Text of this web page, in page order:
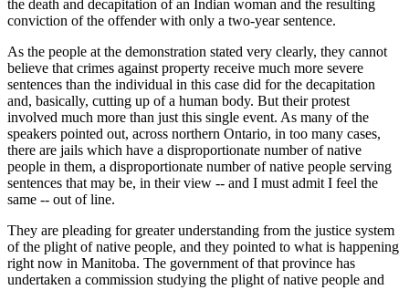
the death and decapitation of an Indian woman and the resulting
conviction of the offender with only a two-year sentence.
As the people at the demonstration stated very clearly, they cannot
believe that crimes against property receive much more severe
sentences than the individual in this case did for the decapitation
and, basically, cutting up of a human body. But their protest
involved much more than just this single event. As many of the
speakers pointed out, across northern Ontario, in too many cases,
there are jails which have a disproportionate number of native
people in them, a disproportionate number of native people serving
sentences that may be, in their view -- and I must admit I feel the
same -- out of line.
They are pleading for greater understanding from the justice system
of the plight of native people, and they pointed to what is happening
right now in Manitoba. The government of that province has
undertaken a commission studying the plight of native people and